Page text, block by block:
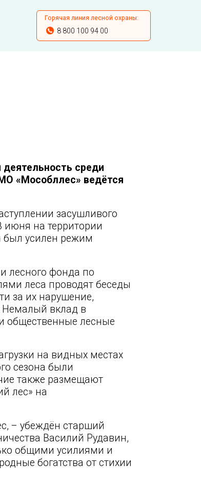
Горячая линия лесной охраны:
8 800 100 94 00
деятельность среди
«Мособллес» ведётся
засушливого
июня на территории
был усилен режим
лесного фонда по
леса проводят беседы
за их нарушение,
Немалый вклад в
общественные лесные
на видных местах
сезона были
также размещают
лес» на
– убеждён старший
Василий Рудавин,
общими усилиями и
богатства от стихии